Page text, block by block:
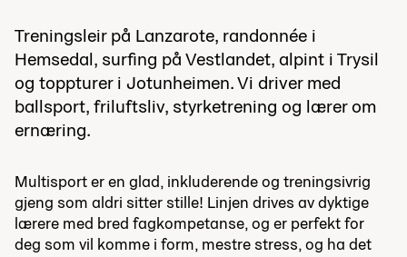
Treningsleir på Lanzarote, randonnée i
Hemsedal, surfing på Vestlandet, alpint i Trysil
og toppturer i Jotunheimen. Vi driver med
ballsport, friluftsliv, styrketrening og lærer om
ernæring.
Multisport er en glad, inkluderende og treningsivrig
gjeng som aldri sitter stille! Linjen drives av dyktige
lærere med bred fagkompetanse, og er perfekt for
deg som vil komme i form, mestre stress, og ha det